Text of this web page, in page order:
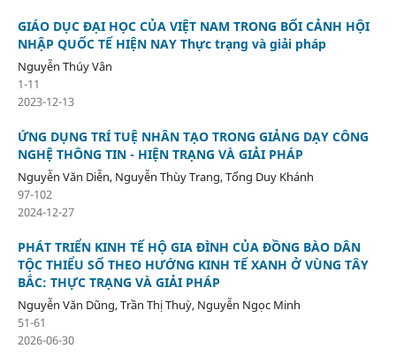
GIÁO DỤC ĐẠI HỌC CỦA VIỆT NAM TRONG BỐI CẢNH HỘI
NHẬP QUỐC TẾ HIỆN NAY Thực trạng và giải pháp
Nguyễn Thúy Vân
1-11
2023-12-13
ỨNG DỤNG TRÍ TUỆ NHÂN TẠO TRONG GIẢNG DẠY CÔNG
NGHỆ THÔNG TIN - HIỆN TRẠNG VÀ GIẢI PHÁP
Nguyễn Văn Diễn, Nguyễn Thùy Trang, Tống Duy Khánh
97-102
2024-12-27
PHÁT TRIỂN KINH TẾ HỘ GIA ĐÌNH CỦA ĐỒNG BÀO DÂN
TỘC THIỂU SỐ THEO HƯỚNG KINH TẾ XANH Ở VÙNG TÂY
BẮC: THỰC TRẠNG VÀ GIẢI PHÁP
Nguyễn Văn Dũng, Trần Thị Thuỳ, Nguyễn Ngọc Minh
51-61
2026-06-30